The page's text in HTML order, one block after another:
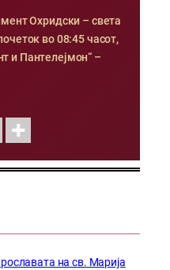
Охридски – света
во 08:45 часот,
и Пантелејмон“ –
на св. Марија